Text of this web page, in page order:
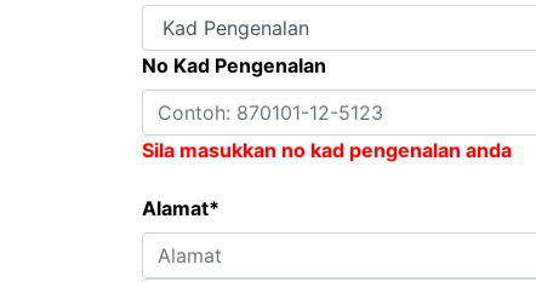
No Kad Pengenalan
Sila masukkan no kad pengenalan anda
Alamat*